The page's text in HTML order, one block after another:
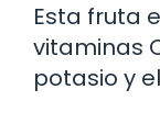
Esta fruta
vitaminas
potasio y